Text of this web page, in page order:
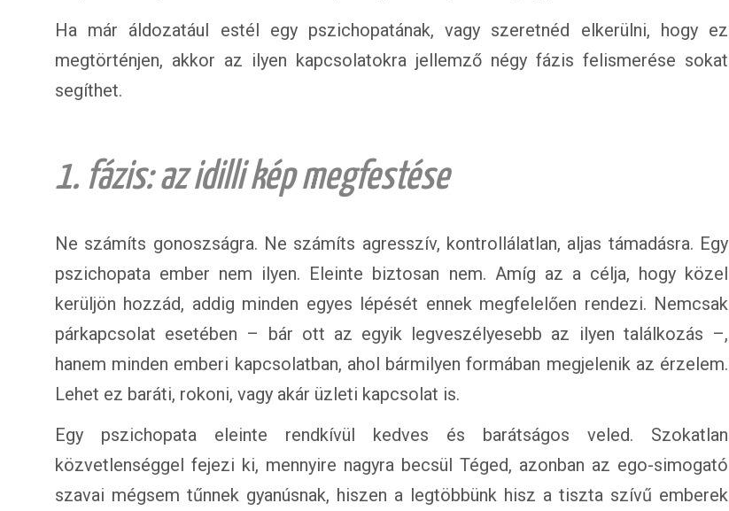
Ha már áldozatául estél egy pszichopatának, vagy szeretnéd elkerülni, hogy ez
megtörténjen, akkor az ilyen kapcsolatokra jellemző négy fázis felismerése sokat
segíthet.
1. fázis: az idilli kép megfestése
Ne számíts gonoszságra. Ne számíts agresszív, kontrollálatlan, aljas támadásra. Egy
pszichopata ember nem ilyen. Eleinte biztosan nem. Amíg az a célja, hogy közel
kerüljön hozzád, addig minden egyes lépését ennek megfelelően rendezi. Nemcsak
párkapcsolat esetében – bár ott az egyik legveszélyesebb az ilyen találkozás –,
hanem minden emberi kapcsolatban, ahol bármilyen formában megjelenik az érzelem.
Lehet ez baráti, rokoni, vagy akár üzleti kapcsolat is.
Egy pszichopata eleinte rendkívül kedves és barátságos veled. Szokatlan
közvetlenséggel fejezi ki, mennyire nagyra becsül Téged, azonban az ego-simogató
szavai mégsem tűnnek gyanúsnak, hiszen a legtöbbünk hisz a tiszta szívű emberek